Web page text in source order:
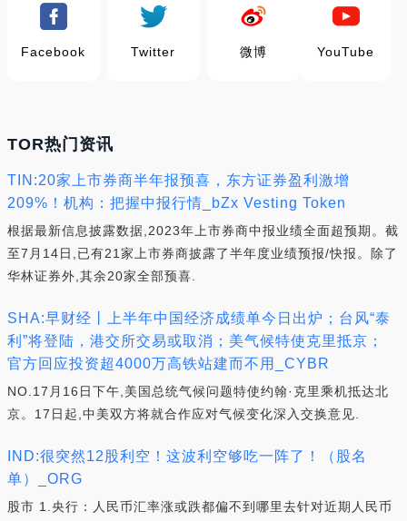
Facebook Twitter 微博 YouTube
TOR热门资讯
TIN:20家上市券商半年报预喜，东方证券盈利激增
209%！机构：把握中报行情_bZx Vesting Token
根据最新信息披露数据,2023年上市券商中报业绩全面超预期。截
至7月14日,已有21家上市券商披露了半年度业绩预报/快报。除了
华林证券外,其余20家全部预喜.
SHA:早财经丨上半年中国经济成绩单今日出炉；台风“泰
利”将登陆，港交所交易或取消；美气候特使克里抵京；
官方回应投资超4000万高铁站建而不用_CYBR
NO.17月16日下午,美国总统气候问题特使约翰·克里乘机抵达北
京。17日起,中美双方将就合作应对气候变化深入交换意见.
IND:很突然12股利空！这波利空够吃一阵了！（股名
单）_ORG
股市 1.央行：人民币汇率涨或跌都偏不到哪里去针对近期人民币